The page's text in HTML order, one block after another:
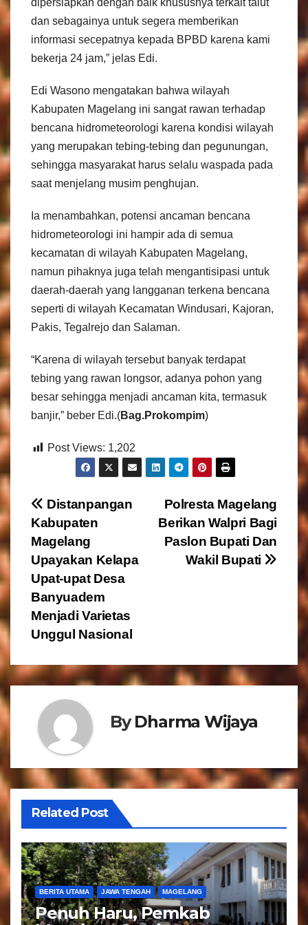
dipersiapkan dengan baik khususnya terkait talut
dan sebagainya untuk segera memberikan
informasi secepatnya kepada BPBD karena kami
bekerja 24 jam,” jelas Edi.
Edi Wasono mengatakan bahwa wilayah
Kabupaten Magelang ini sangat rawan terhadap
bencana hidrometeorologi karena kondisi wilayah
yang merupakan tebing-tebing dan pegunungan,
sehingga masyarakat harus selalu waspada pada
saat menjelang musim penghujan.
Ia menambahkan, potensi ancaman bencana
hidrometeorologi ini hampir ada di semua
kecamatan di wilayah Kabupaten Magelang,
namun pihaknya juga telah mengantisipasi untuk
daerah-daerah yang langganan terkena bencana
seperti di wilayah Kecamatan Windusari, Kajoran,
Pakis, Tegalrejo dan Salaman.
“Karena di wilayah tersebut banyak terdapat
tebing yang rawan longsor, adanya pohon yang
besar sehingga menjadi ancaman kita, termasuk
banjir,” beber Edi.(Bag.Prokompim)
Post Views: 1,202
N
a
v
i
g
s
p
o
s
Polresta Magelang
Berikan Walpri Bagi
Paslon Bupati Dan
Wakil Bupati
Distanpangan
Kabupaten
Magelang
Upayakan Kelapa
Upat-upat Desa
Banyuadem
Menjadi Varietas
Unggul Nasional
ByDharma Wijaya
Related Post
BERITA UTAMA JAWA TENGAH MAGELANG
Penuh Haru, Pemkab